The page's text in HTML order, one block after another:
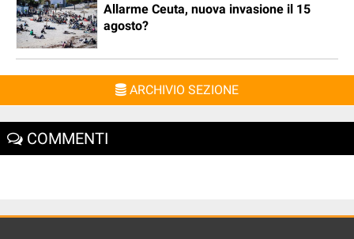
Allarme Ceuta, nuova invasione il 15
agosto?
ARCHIVIO SEZIONE
COMMENTI